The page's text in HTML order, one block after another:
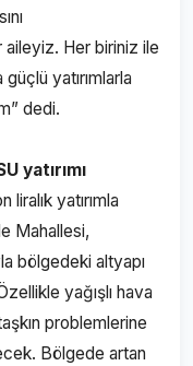
Her biriniz ile
yatırımlarla
dedi.
yatırımı
yatırımla
Mahallesi,
bölgedeki altyapı
yağışlı hava
problemlerine
Bölgede artan